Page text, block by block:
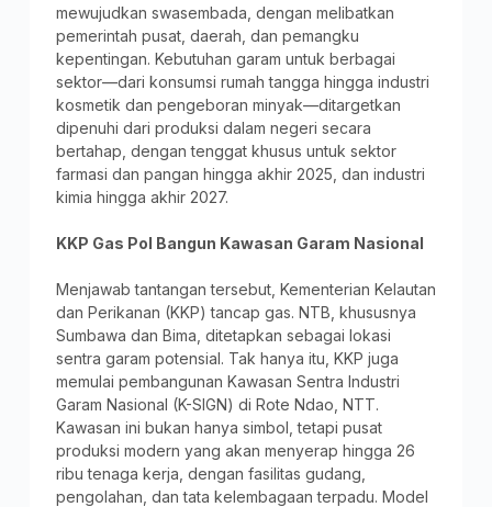
mewujudkan swasembada, dengan melibatkan
pemerintah pusat, daerah, dan pemangku
kepentingan. Kebutuhan garam untuk berbagai
sektor—dari konsumsi rumah tangga hingga industri
kosmetik dan pengeboran minyak—ditargetkan
dipenuhi dari produksi dalam negeri secara
bertahap, dengan tenggat khusus untuk sektor
farmasi dan pangan hingga akhir 2025, dan industri
kimia hingga akhir 2027.
KKP Gas Pol Bangun Kawasan Garam Nasional
Menjawab tantangan tersebut, Kementerian Kelautan
dan Perikanan (KKP) tancap gas. NTB, khususnya
Sumbawa dan Bima, ditetapkan sebagai lokasi
sentra garam potensial. Tak hanya itu, KKP juga
memulai pembangunan Kawasan Sentra Industri
Garam Nasional (K-SIGN) di Rote Ndao, NTT.
Kawasan ini bukan hanya simbol, tetapi pusat
produksi modern yang akan menyerap hingga 26
ribu tenaga kerja, dengan fasilitas gudang,
pengolahan, dan tata kelembagaan terpadu. Model